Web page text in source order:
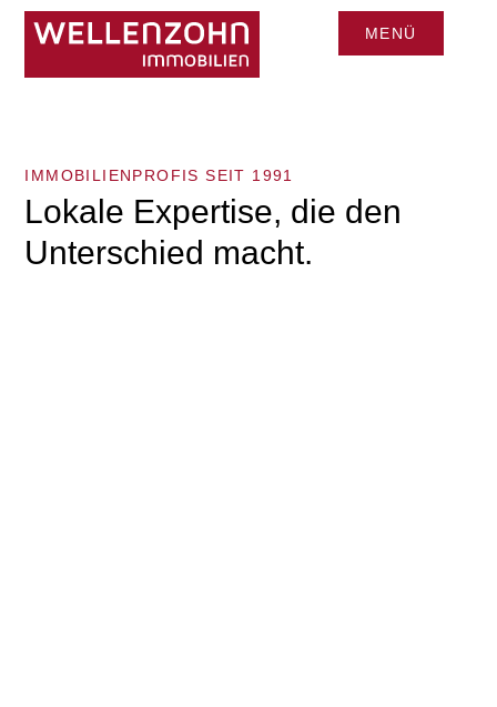
MENÜ
IMMOBILIENPROFIS SEIT 1991
Lokale Expertise, die den
Unterschied macht.